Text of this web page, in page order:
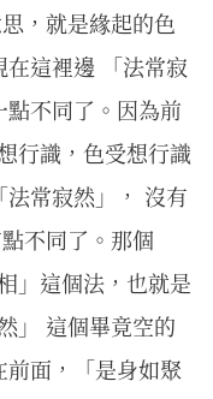
，就是緣起的色
這裡邊 「法常寂
不同了。因為前
行識，色受想行識
常寂然」， 沒有
不同了。那個
」這個法，也就是
」 這個畢竟空的
面，「是身如聚